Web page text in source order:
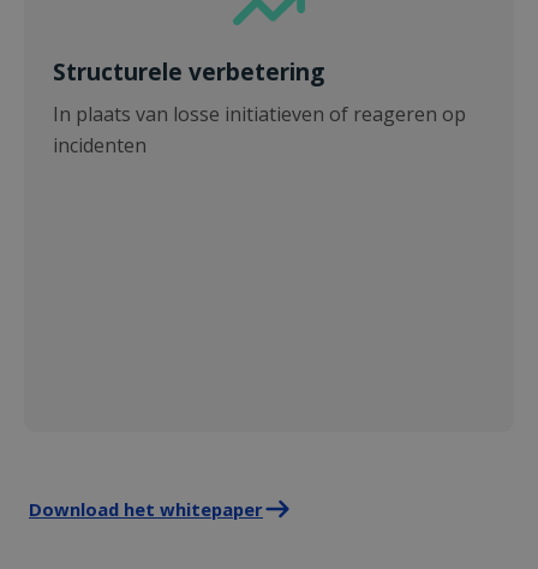
Structurele verbetering
In plaats van losse initiatieven of reageren op
incidenten
Download het whitepaper